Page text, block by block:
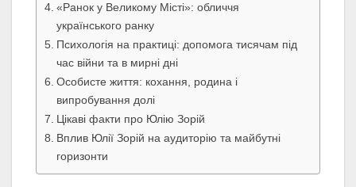
«Ранок у Великому Місті»: обличчя
українського ранку
Психологія на практиці: допомога тисячам під
час війни та в мирні дні
Особисте життя: кохання, родина і
випробування долі
Цікаві факти про Юлію Зорій
Вплив Юлії Зорій на аудиторію та майбутні
горизонти